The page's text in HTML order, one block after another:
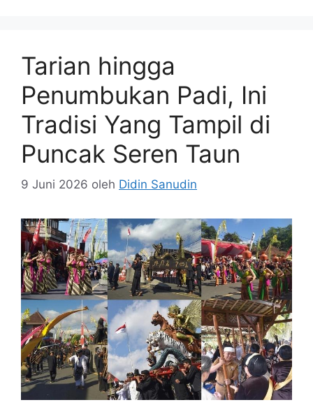
Tarian hingga
Penumbukan Padi, Ini
Tradisi Yang Tampil di
Puncak Seren Taun
9 Juni 2026 oleh Didin Sanudin